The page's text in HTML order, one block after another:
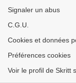
Signaler un abus
C.G.U.
Cookies et données
Préférences cookies
Voir le profil de Skritt